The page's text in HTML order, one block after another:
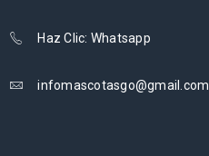
Haz Clic: Whatsapp
infomascotasgo@gmail.com